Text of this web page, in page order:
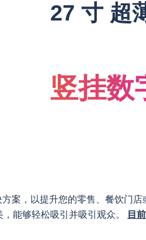
27 寸 超
竖挂数
案，以提升您的零售、餐饮门
能够轻松吸引并吸引观众。
目